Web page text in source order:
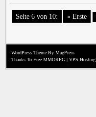
Seite 6 von 10: « Erste
WordPress Theme By MagPress
Thanks To Free MMORPG | VPS Hosting